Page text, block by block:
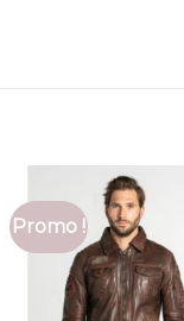
Promo !